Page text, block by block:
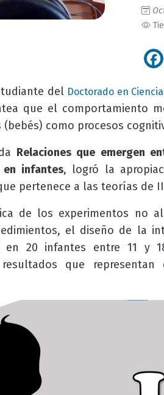
del Doctorado en
que el comportamiento
como procesos
Relaciones que emergen
en infantes, logró la
pertenece a las teorías de
de los experimentos no
el diseño de la
en 20 infantes entre 11 y
que representan